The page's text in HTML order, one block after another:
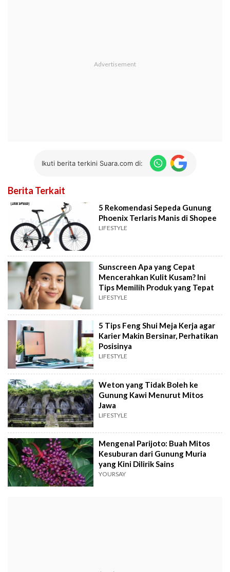
Ikuti berita terkini Suara.com di:
Berita Terkait
5 Rekomendasi Sepeda Gunung
Phoenix Terlaris Manis di Shopee
LIFESTYLE
Sunscreen Apa yang Cepat
Mencerahkan Kulit Kusam? Ini
Tips Memilih Produk yang Tepat
LIFESTYLE
5 Tips Feng Shui Meja Kerja agar
Karier Makin Bersinar, Perhatikan
Posisinya
LIFESTYLE
Weton yang Tidak Boleh ke
Gunung Kawi Menurut Mitos
Jawa
LIFESTYLE
Mengenal Parijoto: Buah Mitos
Kesuburan dari Gunung Muria
yang Kini Dilirik Sains
YOURSAY